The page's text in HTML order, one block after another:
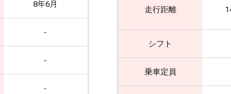
8年6月
-
-
-
走行距離
シフト
乗車定員